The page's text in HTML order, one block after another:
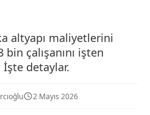
altyapı maliyetlerini
bin çalışanını işten
İşte detaylar.
2 Mayıs 2026